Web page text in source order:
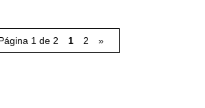
1 de 2 1 2 »